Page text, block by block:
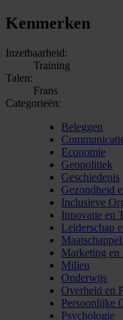
Kenmerken
Inzetbaarheid:
Training
Talen:
Frans
Categorieën:
Beleggen
Economie
Geopolitiek
Geschiedenis
Gezondheid
Inclusieve
Innovatie en
Leiderschap
Marketing en
Milieu
Onderwijs
Overheid en
Persoonlijke
Psychologie